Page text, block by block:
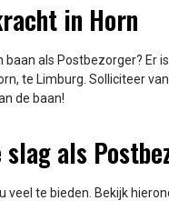
in Horn
baan als Postbezorger? Er
te Limburg. Solliciteer
de baan!
slag als
veel te bieden. Bekijk